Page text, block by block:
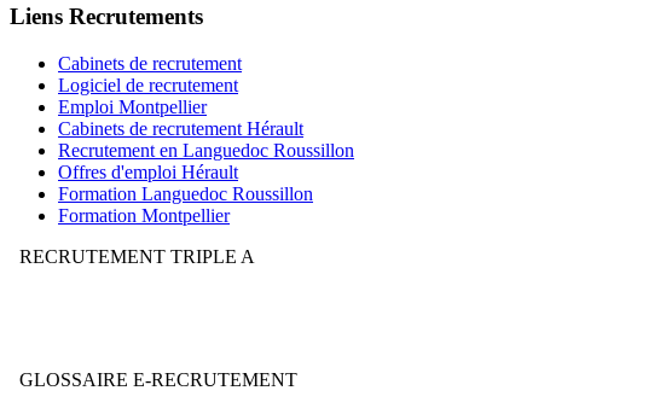
Liens Recrutements
Cabinets de recrutement
Logiciel de recrutement
Emploi Montpellier
Cabinets de recrutement Hérault
Recrutement en Languedoc Roussillon
Offres d'emploi Hérault
Formation Languedoc Roussillon
Formation Montpellier
RECRUTEMENT TRIPLE A
GLOSSAIRE E-RECRUTEMENT